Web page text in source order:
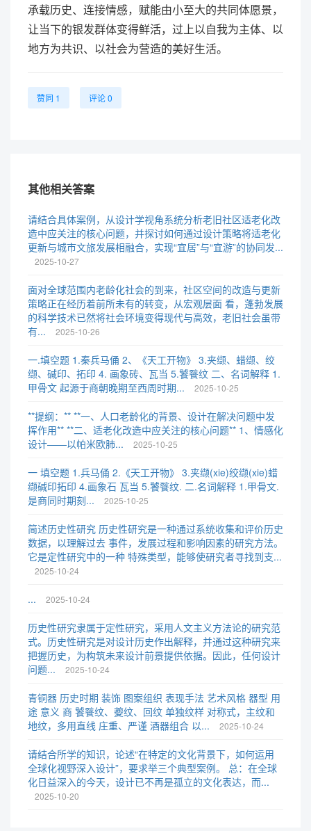
承载历史、连接情感，赋能由小至大的共同体愿景，
让当下的银发群体变得鲜活，过上以自我为主体、以
地方为共识、以社会为营造的美好生活。
赞同 1 评论 0
其他相关答案
请结合具体案例，从设计学视角系统分析老旧社区适老化改
造中应关注的核心问题，并探讨如何通过设计策略将适老化
更新与城市文旅发展相融合，实现“宜居”与“宜游”的协同发...
2025-10-27
面对全球范围内老龄化社会的到来，社区空间的改造与更新
策略正在经历着前所未有的转变，从宏观层面 看，蓬勃发展
的科学技术已然将社会环境变得现代与高效，老旧社会虽带
有...
2025-10-26
一.填空题 1.秦兵马俑 2、《天工开物》 3.夹缬、蜡缬、绞
缬、碱印、拓印 4. 画象砖、瓦当 5.饕餮纹 二、名词解释 1.
甲骨文 起源于商朝晚期至西周时期...
2025-10-25
**提纲：** **一、人口老龄化的背景、设计在解决问题中发
挥作用** **二、适老化改造中应关注的核心问题** 1、情感化
设计——以帕米欧肺...
2025-10-25
一 填空题 1.兵马俑 2.《天工开物》 3.夹缬(xie)绞缬(xie)蜡
缬碱印拓印 4.画象石 瓦当 5.饕餮纹. 二.名词解释 1.甲骨文.
是商同时期刻...
2025-10-25
简述历史性研究 历史性研究是一种通过系统收集和评价历史
数据，以理解过去 事件，发展过程和影响因素的研究方法。
它是定性研究中的一种 特殊类型，能够使研究者寻找到支...
2025-10-24
... 2025-10-24
历史性研究隶属于定性研究，采用人文主义方法论的研究范
式。历史性研究是对设计历史作出解释，并通过这种研究来
把握历史，为构筑未来设计前景提供依据。因此，任何设计
问题...
2025-10-24
青铜器 历史时期 装饰 图案组织 表现手法 艺术风格 器型 用
途 意义 商 饕餮纹、夔纹、回纹 单独纹样 对称式，主纹和
地纹，多用直线 庄重、严谨 酒器组合 以...
2025-10-24
请结合所学的知识，论述“在特定的文化背景下，如何运用
全球化视野深入设计”，要求举三个典型案例。 总：在全球
化日益深入的今天，设计已不再是孤立的文化表达，而...
2025-10-20